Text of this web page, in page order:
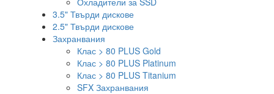
3.5" Твърди дискове
2.5" Твърди дискове
Захранвания
Клас > 80 PLUS Gold
Клас > 80 PLUS Platinum
Клас > 80 PLUS Titanium
SFX Захранвания